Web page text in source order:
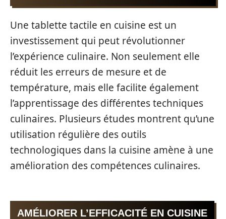
Une tablette tactile en cuisine est un
investissement qui peut révolutionner
l’expérience culinaire. Non seulement elle
réduit les erreurs de mesure et de
température, mais elle facilite également
l’apprentissage des différentes techniques
culinaires. Plusieurs études montrent qu’une
utilisation régulière des outils
technologiques dans la cuisine amène à une
amélioration des compétences culinaires.
AMÉLIORER L’EFFICACITÉ EN CUISINE